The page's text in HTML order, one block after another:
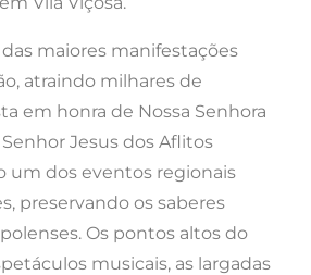
maiores manifestações
atraindo milhares de
em honra de Nossa Senhora
Jesus dos Aflitos
um dos eventos regionais
preservando os saberes
Os pontos altos do
musicais, as largadas